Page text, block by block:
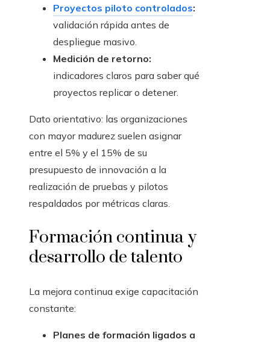
Proyectos piloto controlados:
validación rápida antes de
despliegue masivo.
Medición de retorno:
indicadores claros para saber qué
proyectos replicar o detener.
Dato orientativo: las organizaciones
con mayor madurez suelen asignar
entre el 5% y el 15% de su
presupuesto de innovación a la
realización de pruebas y pilotos
respaldados por métricas claras.
Formación continua y
desarrollo de talento
La mejora continua exige capacitación
constante:
Planes de formación ligados a